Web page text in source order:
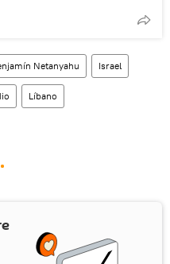
Netanyahu Israel
Líbano